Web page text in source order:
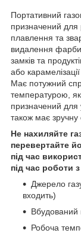
Портативний
призначений для
плавлення та
видалення
замків та
або
Має потужний
температурою,
призначений для
також має
Не нахиляйте
перевертайте
під час
під час роботи
Джерело
входить)
Вбудований
Робоча